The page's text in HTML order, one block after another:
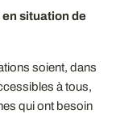
situation de
soient, dans
à tous,
qui ont besoin